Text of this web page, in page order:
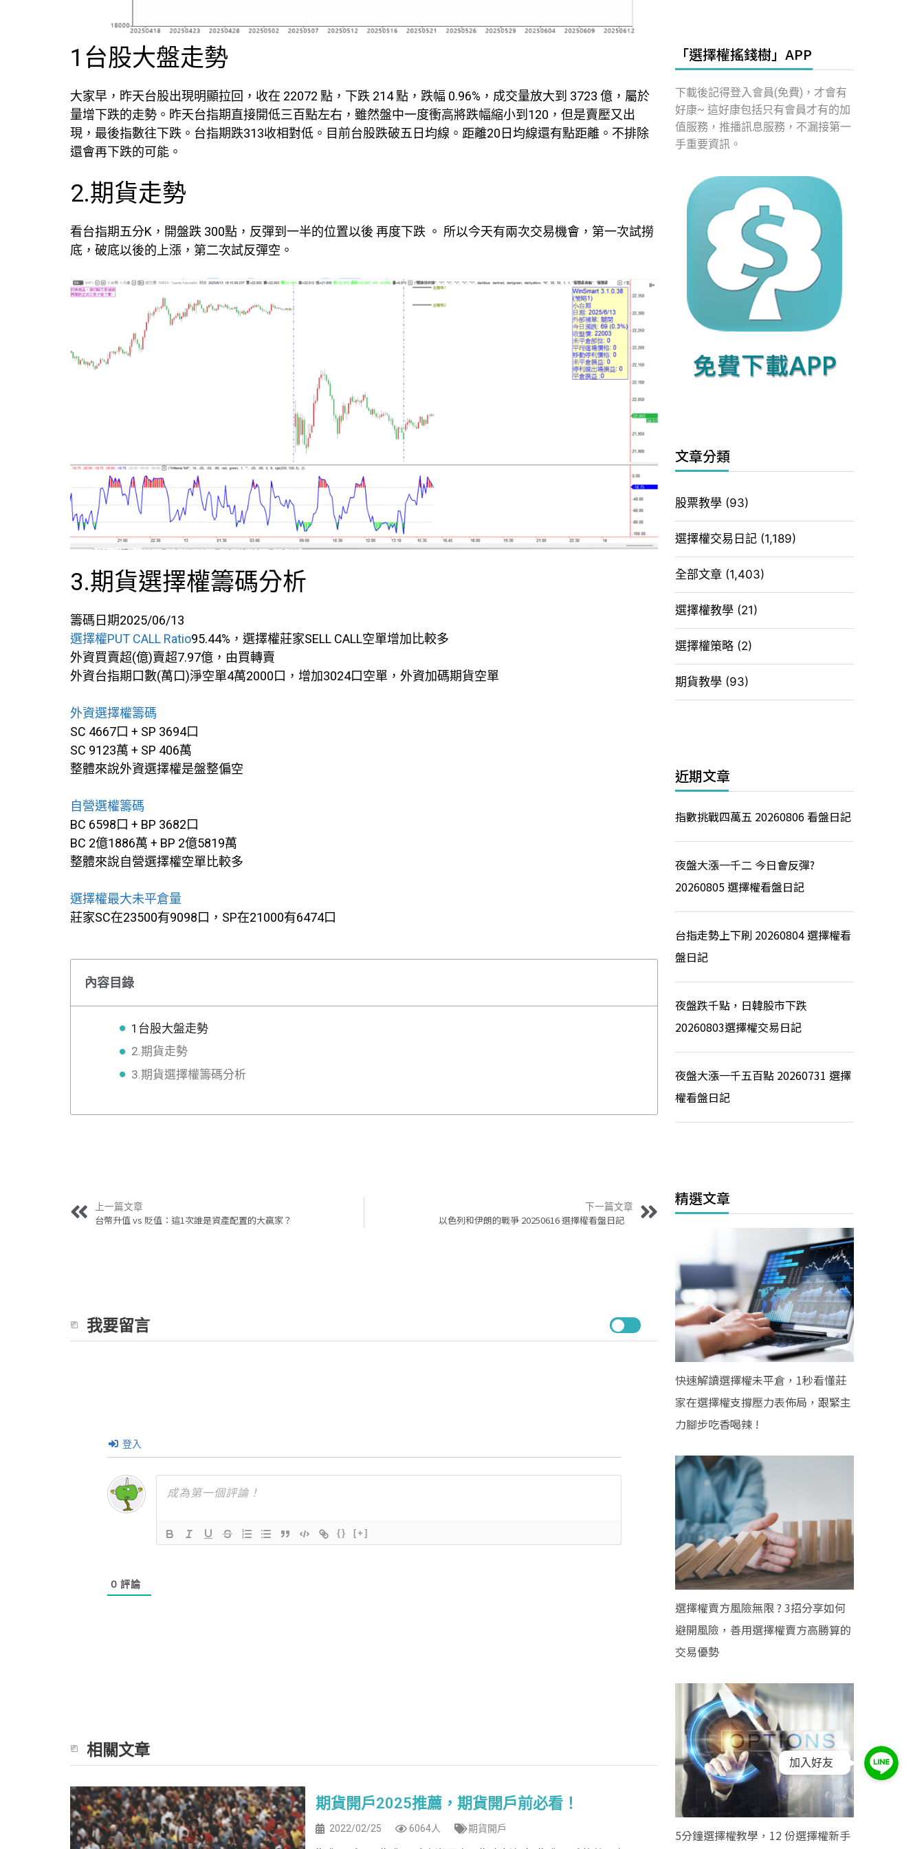
1台股大盤走勢
大家早，昨天台股出現明顯拉回，收在 22072 點，下跌 214 點，跌幅 0.96%，成交量放大到 3723 億，屬於
量增下跌的走勢。昨天台指期直接開低三百點左右，雖然盤中一度衝高將跌幅縮小到120，但是賣壓又出
現，最後指數往下跌。台指期跌313收相對低。目前台股跌破五日均線。距離20日均線還有點距離。不排除
還會再下跌的可能。
2.期貨走勢
看台指期五分K，開盤跌 300點，反彈到一半的位置以後 再度下跌 。 所以今天有兩次交易機會，第一次試撈
底，破底以後的上漲，第二次試反彈空。
3.期貨選擇權籌碼分析
籌碼日期2025/06/13
選擇權PUT CALL Ratio95.44%，選擇權莊家SELL CALL空單增加比較多
外資買賣超(億)賣超7.97億，由買轉賣
外資台指期口數(萬口)淨空單4萬2000口，增加3024口空單，外資加碼期貨空單
外資選擇權籌碼
SC 4667口 + SP 3694口
SC 9123萬 + SP 406萬
整體來說外資選擇權是盤整偏空
自營選權籌碼
BC 6598口 + BP 3682口
BC 2億1886萬 + BP 2億5819萬
整體來說自營選擇權空單比較多
選擇權最大未平倉量
莊家SC在23500有9098口，SP在21000有6474口
內容目錄
1台股大盤走勢
2.期貨走勢
3.期貨選擇權籌碼分析
上一篇文章
台幣升值 vs 貶值：這1次誰是資產配置的大贏家？
下一篇文章
以色列和伊朗的戰爭 20250616 選擇權看盤日記
我要留言
登入
{} [+]
0 評論
相關文章
期貨開戶2025推薦，期貨開戶前必看！
2022/02/25 6064人 期貨開戶
「選擇權搖錢樹」APP
下載後記得登入會員(免費)，才會有
好康~ 這好康包括只有會員才有的加
值服務，推播訊息服務，不漏接第一
手重要資訊。
文章分類
股票教學 (93)
選擇權交易日記 (1,189)
全部文章 (1,403)
選擇權教學 (21)
選擇權策略 (2)
期貨教學 (93)
近期文章
指數挑戰四萬五 20260806 看盤日記
夜盤大漲一千二 今日會反彈?
20260805 選擇權看盤日記
台指走勢上下刷 20260804 選擇權看
盤日記
夜盤跌千點，日韓股市下跌
20260803選擇權交易日記
夜盤大漲一千五百點 20260731 選擇
權看盤日記
精選文章
快速解讀選擇權未平倉，1秒看懂莊
家在選擇權支撐壓力表佈局，跟緊主
力腳步吃香喝辣 !
選擇權賣方風險無限 ? 3招分享如何
避開風險，善用選擇權賣方高勝算的
交易優勢
5分鐘選擇權教學，12 份選擇權新手
加入好友